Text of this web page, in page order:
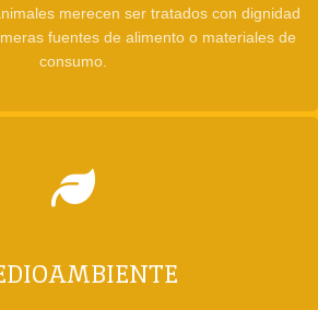
merecen ser tratados con dignidad
fuentes de alimento o materiales de
consumo.